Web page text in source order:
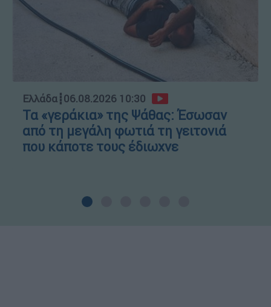
Ελλάδα┋06.08.2026 10:30
Τα «γεράκια» της Ψάθας: Έσωσαν
από τη μεγάλη φωτιά τη γειτονιά
που κάποτε τους έδιωχνε